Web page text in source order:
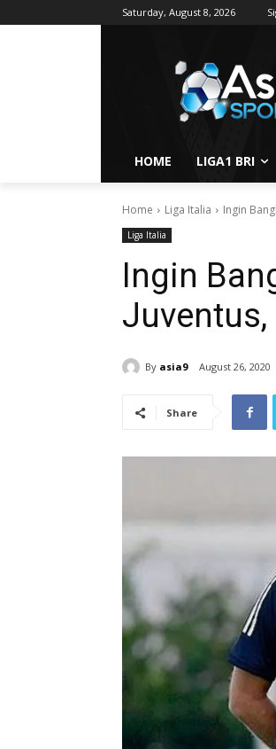
Saturday, August 8, 2026
HOME LIGA1 BRI
Home Liga Italia Ingin
Liga Italia
Ingin
By asia9 August 26, 2020
Share